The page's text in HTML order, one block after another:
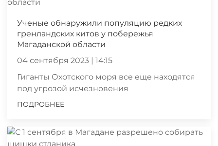
Ученые обнаружили популяцию редких
гренландских китов у побережья
Магаданской области
04 сентября 2023 | 14:15
Гиганты Охотского моря все еще находятся
под угрозой исчезновения
ПОДРОБНЕЕ